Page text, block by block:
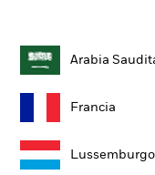
Arabia
Francia
Lussemburgo